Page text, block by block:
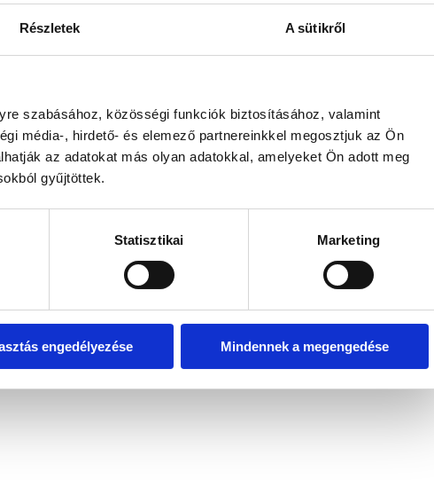
Részletek A sütikről
szabásához, közösségi funkciók biztosításához, valamint
média-, hirdető- és elemező partnereinkkel megosztjuk az Ön
az adatokat más olyan adatokkal, amelyeket Ön adott meg
gyűjtöttek.
Statisztikai Marketing
engedélyezése Mindennek a megengedése
loadingwww.bicapp.hu (see the browser console for more information)